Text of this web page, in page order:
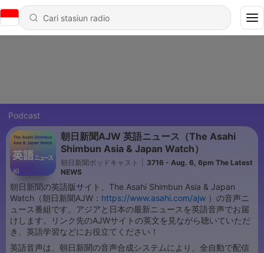
Podcast
朝日新聞AJW 英語ニュース（The Asahi
Shimbun Asia & Japan Watch）
朝日新聞ポッドキャスト
3716 - Aug. 6, 6pm The Latest
NEWS
朝日新聞の英語版サイト、The Asahi Shimbun Asia & Japan
Watch（朝日新聞AJW： https://www.asahi.com/ajw ）の音声ニ
ュース番組です。アジアと日本の最新ニュースを英語音声でお届
けします。リンク先のAJWサイトの英文を見ながら聴いていただ
き、英語学習などにお役立てください！
英語音声は、朝日新聞の音声合成システムにより、全自動で配信